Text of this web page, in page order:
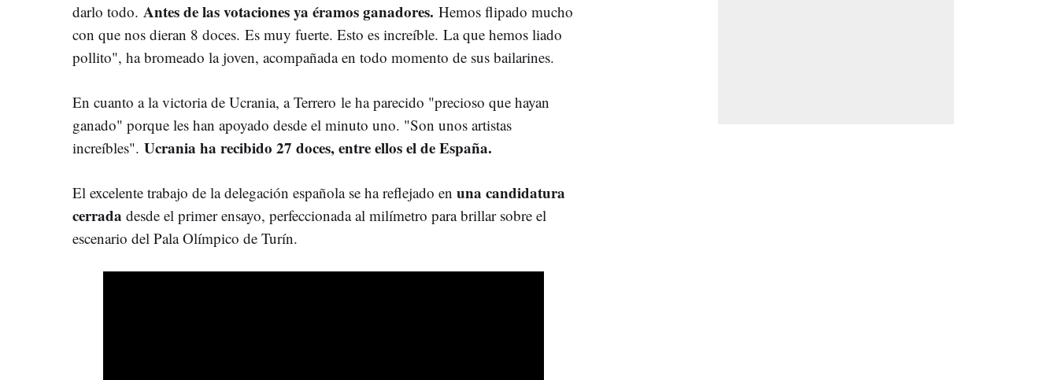
darlo todo. Antes de las votaciones ya éramos ganadores. Hemos flipado mucho
con que nos dieran 8 doces. Es muy fuerte. Esto es increíble. La que hemos liado
pollito", ha bromeado la joven, acompañada en todo momento de sus bailarines.
En cuanto a la victoria de Ucrania, a Terrero le ha parecido "precioso que hayan
ganado" porque les han apoyado desde el minuto uno. "Son unos artistas
increíbles". Ucrania ha recibido 27 doces, entre ellos el de España.
El excelente trabajo de la delegación española se ha reflejado en una candidatura
cerrada desde el primer ensayo, perfeccionada al milímetro para brillar sobre el
escenario del Pala Olímpico de Turín.